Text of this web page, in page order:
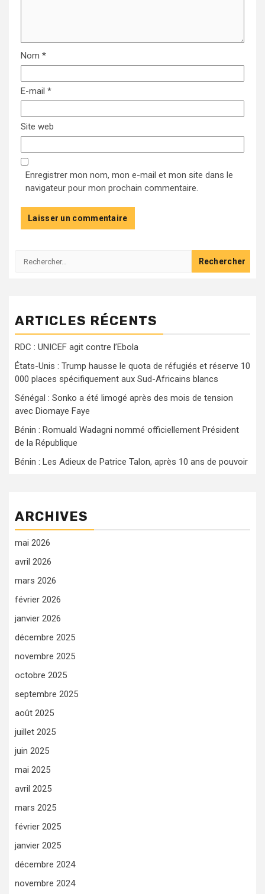
Nom *
E-mail *
Site web
Enregistrer mon nom, mon e-mail et mon site dans le
navigateur pour mon prochain commentaire.
Rechercher :
ARTICLES RÉCENTS
RDC : UNICEF agit contre l’Ebola
États-Unis : Trump hausse le quota de réfugiés et réserve 10
000 places spécifiquement aux Sud-Africains blancs
Sénégal : Sonko a été limogé après des mois de tension
avec Diomaye Faye
Bénin : Romuald Wadagni nommé officiellement Président
de la République
Bénin : Les Adieux de Patrice Talon, après 10 ans de pouvoir
ARCHIVES
mai 2026
avril 2026
mars 2026
février 2026
janvier 2026
décembre 2025
novembre 2025
octobre 2025
septembre 2025
août 2025
juillet 2025
juin 2025
mai 2025
avril 2025
mars 2025
février 2025
janvier 2025
décembre 2024
novembre 2024